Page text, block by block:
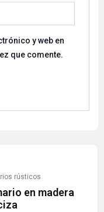
y web en
que comente.
rústicos
en madera